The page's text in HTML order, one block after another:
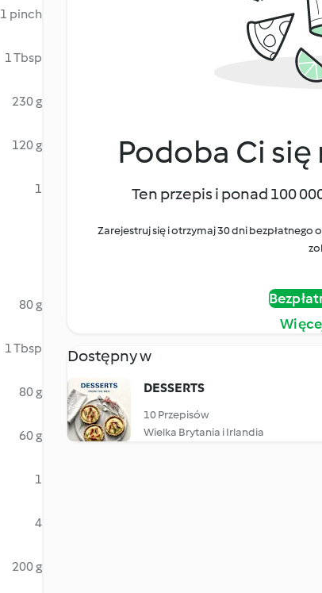
1 pinch
1 Tbsp
230 g
120 g
1
80 g
1 Tbsp
80 g
60 g
1
4
200 g
Podoba Ci
Ten przepis i ponad 100
Zarejestruj się i otrzymaj 30 dni
Dostępny w
DESSERTS
10 Przepisów
Wielka Brytania i Irlandia